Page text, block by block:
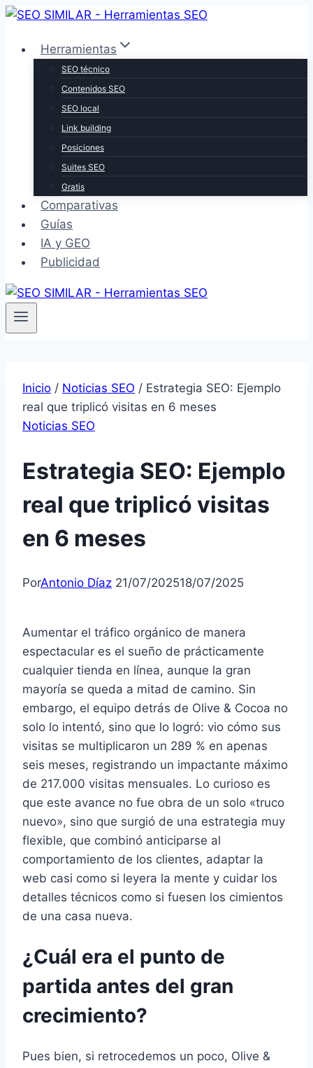
Saltar
contenidoHerramientas
SEO técnico
Contenidos SEO
SEO local
Link building
Posiciones
Suites SEO
Gratis
Comparativas
Guías
IA y GEO
Publicidad
Inicio / Noticias SEO / Estrategia SEO: Ejemplo
real que triplicó visitas en 6 meses
Noticias SEO
Estrategia SEO: Ejemplo
real que triplicó visitas
en 6 meses
PorAntonio Díaz 21/07/202518/07/2025
Aumentar el tráfico orgánico de manera
espectacular es el sueño de prácticamente
cualquier tienda en línea, aunque la gran
mayoría se queda a mitad de camino. Sin
embargo, el equipo detrás de Olive & Cocoa no
solo lo intentó, sino que lo logró: vio cómo sus
visitas se multiplicaron un 289 % en apenas
seis meses, registrando un impactante máximo
de 217.000 visitas mensuales. Lo curioso es
que este avance no fue obra de un solo «truco
nuevo», sino que surgió de una estrategia muy
flexible, que combinó anticiparse al
comportamiento de los clientes, adaptar la
web casi como si leyera la mente y cuidar los
detalles técnicos como si fuesen los cimientos
de una casa nueva.
¿Cuál era el punto de
partida antes del gran
crecimiento?
Pues bien, si retrocedemos un poco, Olive &